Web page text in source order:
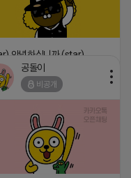
안녕하십니까 (star)
04-18 17:12
공돌이
비공개